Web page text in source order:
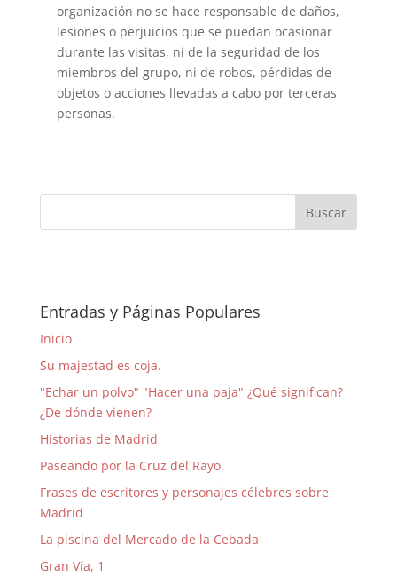
organización no se hace responsable de daños,
lesiones o perjuicios que se puedan ocasionar
durante las visitas, ni de la seguridad de los
miembros del grupo, ni de robos, pérdidas de
objetos o acciones llevadas a cabo por terceras
personas.
Entradas y Páginas Populares
Inicio
Su majestad es coja.
"Echar un polvo" "Hacer una paja" ¿Qué significan?
¿De dónde vienen?
Historias de Madrid
Paseando por la Cruz del Rayo.
Frases de escritores y personajes célebres sobre
Madrid
La piscina del Mercado de la Cebada
Gran Vía, 1